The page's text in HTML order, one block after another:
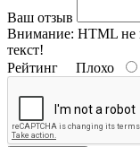
Ваш отзыв
Внимание: HTML не
текст!
Рейтинг Плохо